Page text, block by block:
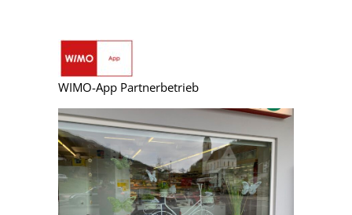
WIMO-App Partnerbetrieb